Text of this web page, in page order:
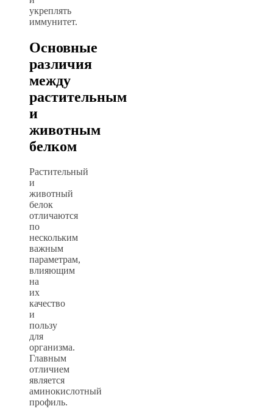
укреплять
иммунитет.
Основные
различия
между
растительным
и
животным
белком
Растительный
и
животный
белок
отличаются
по
нескольким
важным
параметрам,
влияющим
на
их
качество
и
пользу
для
организма.
Главным
отличием
является
аминокислотный
профиль.